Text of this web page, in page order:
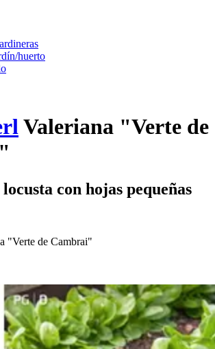
huerto
Valeriana "Verte de
con hojas pequeñas
"Verte de Cambrai"